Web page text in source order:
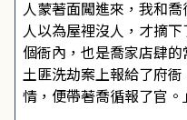
人蒙著面闖進來，我和
人以為屋裡沒人，才摘
個衙內，也是喬家店肆
土匪洗劫案上報給了府
情，便帶著喬循報了官。」